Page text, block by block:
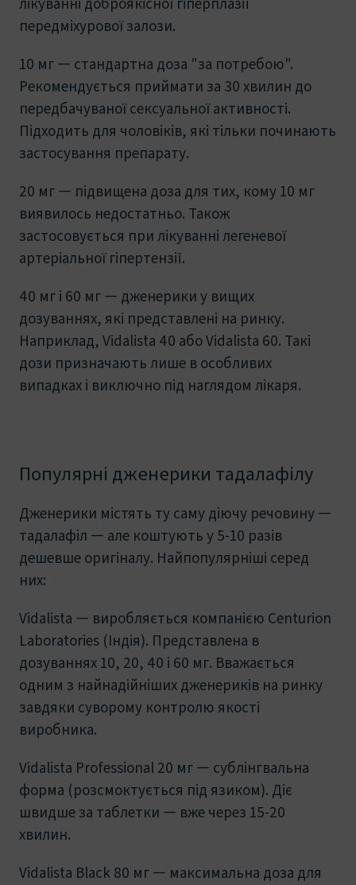
передміхурової залози.
10 мг — стандартна доза "за потребою".
Рекомендується приймати за 30 хвилин до
передбачуваної сексуальної активності.
Підходить для чоловіків, які тільки починають
застосування препарату.
20 мг — підвищена доза для тих, кому 10 мг
виявилось недостатньо. Також
застосовується при лікуванні легеневої
артеріальної гіпертензії.
40 мг і 60 мг — дженерики у вищих
дозуваннях, які представлені на ринку.
Наприклад, Vidalista 40 або Vidalista 60. Такі
дози призначають лише в особливих
випадках і виключно під наглядом лікаря.
Популярні дженерики тадалафілу
Дженерики містять ту саму діючу речовину —
тадалафіл — але коштують у 5-10 разів
дешевше оригіналу. Найпопулярніші серед
них:
Vidalista — виробляється компанією Centurion
Laboratories (Індія). Представлена в
дозуваннях 10, 20, 40 і 60 мг. Вважається
одним з найнадійніших дженериків на ринку
завдяки суворому контролю якості
виробника.
Vidalista Professional 20 мг — сублінгвальна
форма (розсмоктується під язиком). Діє
швидше за таблетки — вже через 15-20
хвилин.
Vidalista Black 80 мг — максимальна доза для